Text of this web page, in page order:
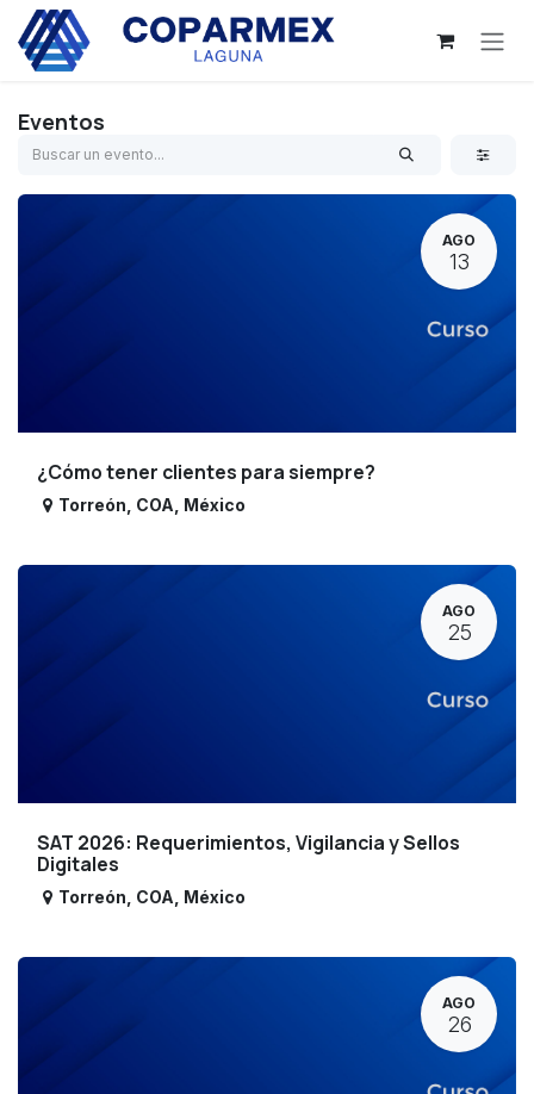
Ir al contenido
Eventos
AGO
13
¿Cómo tener clientes para siempre?
Torreón COA México
AGO
25
SAT 2026: Requerimientos, Vigilancia y Sellos
Digitales
Torreón COA México
AGO
26